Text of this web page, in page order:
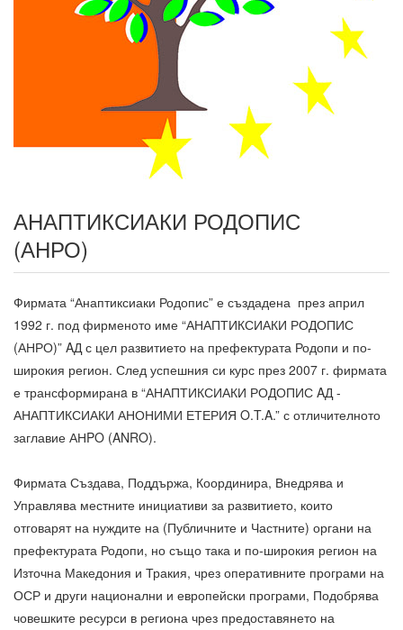
АНАПТИКСИАКИ РОДОПИС
(АНРО)
Фирмата “Анаптиксиаки Родопис” е създадена през април
1992 г. под фирменото име “АНАПТИКСИАКИ РОДОПИС
(АНРО)” AД с цел развитието на префектурата Родопи и по-
широкия регион. След успешния си курс през 2007 г. фирмата
е трансформиранa в “АНАПТИКСИАКИ РОДОПИС AД -
АНАПТИКСИАКИ АНОНИМИ ЕТЕРИЯ O.T.A.” с отличителното
заглавие АНPO (ANRO).
Фирмата Създава, Поддържа, Координира, Внедрява и
Управлява местните инициативи за развитието, които
отговарят на нуждите на (Публичните и Частните) органи на
префектурата Родопи, но също така и по-широкия регион на
Източна Македония и Тракия, чрез оперативните програми на
ОСР и други национални и европейски програми, Подобрява
човешките ресурси в региона чрез предоставянето на